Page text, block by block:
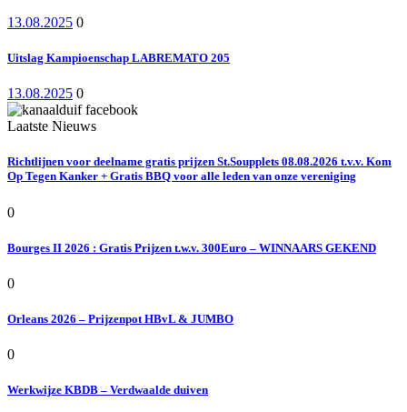
13.08.2025 0
Uitslag Kampioenschap LABREMATO 205
13.08.2025 0
Laatste Nieuws
Richtlijnen voor deelname gratis prijzen St.Soupplets 08.08.2026 t.v.v. Kom
Op Tegen Kanker + Gratis BBQ voor alle leden van onze vereniging
0
Bourges II 2026 : Gratis Prijzen t.w.v. 300Euro – WINNAARS GEKEND
0
Orleans 2026 – Prijzenpot HBvL & JUMBO
0
Werkwijze KBDB – Verdwaalde duiven